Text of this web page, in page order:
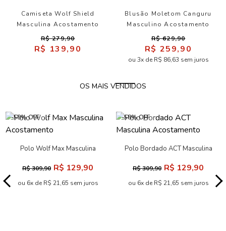
Camiseta Wolf Shield
Masculina Acostamento
R$ 279,90
R$ 139,90
Blusão Moletom Canguru
Masculino Acostamento
R$ 629,90
R$ 259,90
ou 3x de R$ 86,63 sem juros
OS MAIS VENDIDOS
-58% OFF
Polo Wolf Max Masculina
R$ 309,90 R$ 129,90
ou 6x de R$ 21,65 sem juros
-58% OFF
Polo Bordado ACT Masculina
R$ 309,90 R$ 129,90
ou 6x de R$ 21,65 sem juros